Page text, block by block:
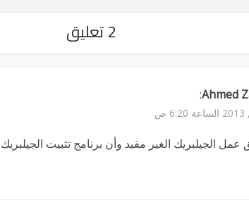
2 تعليق
Ahmed
:
الجيلبريك الغير مقيد وأن برنامج تثبيت